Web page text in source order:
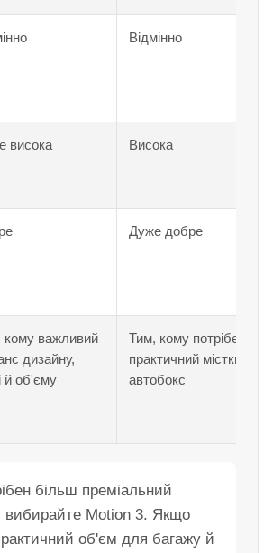
Відмінно
висока Висока
Дуже добре
кому важливий
дизайну,
й об'єму
Тим, кому потрібен
практичний місткий
автобокс
більш преміальний
вибирайте Motion 3. Якщо
об'єм для багажу й